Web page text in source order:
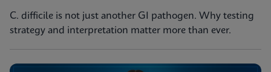
C. difficile is not just another GI pathogen. Why testing
strategy and interpretation matter more than ever.